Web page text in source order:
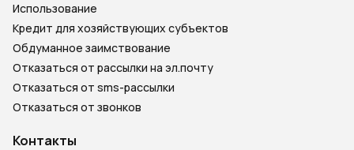
Использование
Кредит для хозяйствующих субъектов
Обдуманное заимствование
Отказаться от рассылки на эл.почту
Отказаться от sms-рассылки
Отказаться от звонков
Контакты